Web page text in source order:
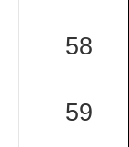
58
59